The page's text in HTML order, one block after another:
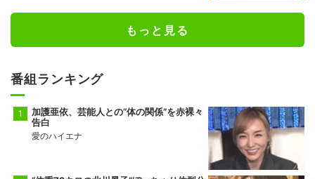
もっと見る
番組ランキング
加護亜依、芸能人との“体の関係”を赤裸々
告白
愛のハイエナ